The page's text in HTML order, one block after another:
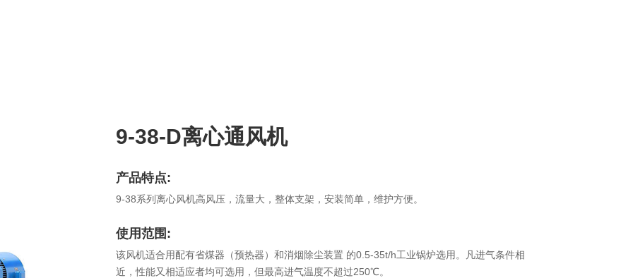
9-38-D离心通风机
产品特点:
9-38系列离心风机高风压，流量大，整体支架，安装简单，维护方便。
使用范围:
该风机适合用配有省煤器（预热器）和消烟除尘装置 的0.5-35t/h工业锅炉选用。凡进气条件相
近，性能又相适应者均可选用，但最高进气温度不超过250℃。